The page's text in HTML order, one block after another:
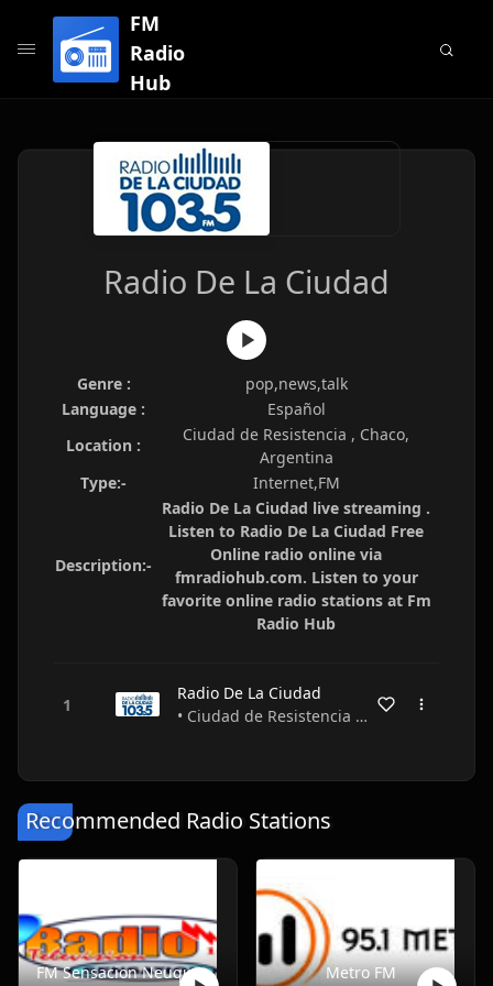
FM
Radio
Hub
Radio De La Ciudad
Genre :
pop,news,talk
Language :
Español
Location :
Ciudad de Resistencia , Chaco,
Argentina
Type:-
Internet,FM
Description:-
Radio De La Ciudad live streaming .
Listen to Radio De La Ciudad Free
Online radio online via
fmradiohub.com. Listen to your
favorite online radio stations at Fm
Radio Hub
Radio De La Ciudad
• Ciudad de Resistencia • Chaco • Argentina
Recommended Radio Stations
FM Sensacion Neuquen
Metro FM